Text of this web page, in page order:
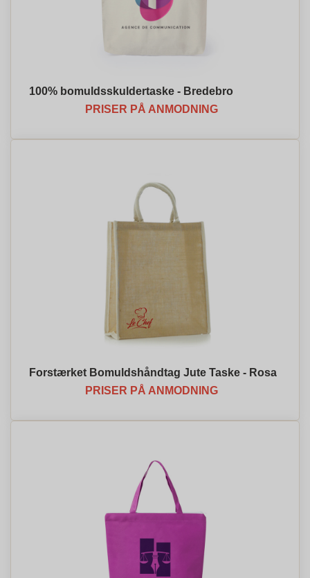
100% bomuldsskuldertaske - Bredebro
PRISER PÅ ANMODNING
Forstærket Bomuldshåndtag Jute Taske - Rosa
PRISER PÅ ANMODNING